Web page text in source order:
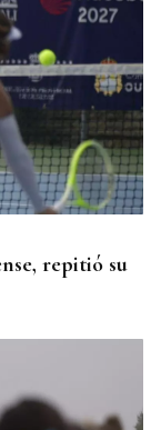
repitió su